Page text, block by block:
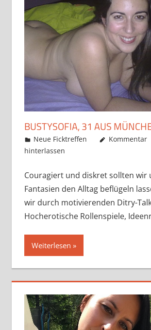
BUSTYSOFIA, 31 AUS
Mai 22, 2019
admino
Neue Ficktreffen
Kommentar
hinterlassen
Couragiert und diskret sollten wir
Fantasien den Alltag beflügeln
wir durch motivierenden Ditry-
Hocherotische Rollenspiele,
Weiterlesen